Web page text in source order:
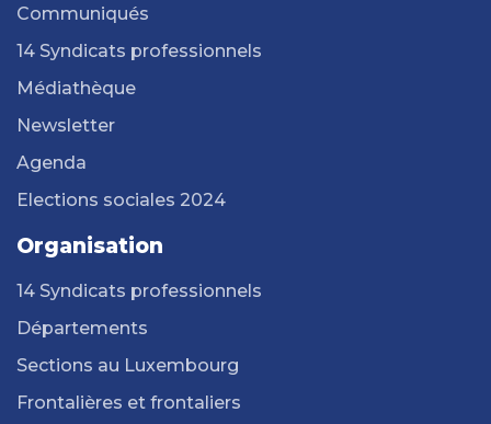
Communiqués
14 Syndicats professionnels
Médiathèque
Newsletter
Agenda
Elections sociales 2024
Organisation
14 Syndicats professionnels
Départements
Sections au Luxembourg
Frontalières et frontaliers